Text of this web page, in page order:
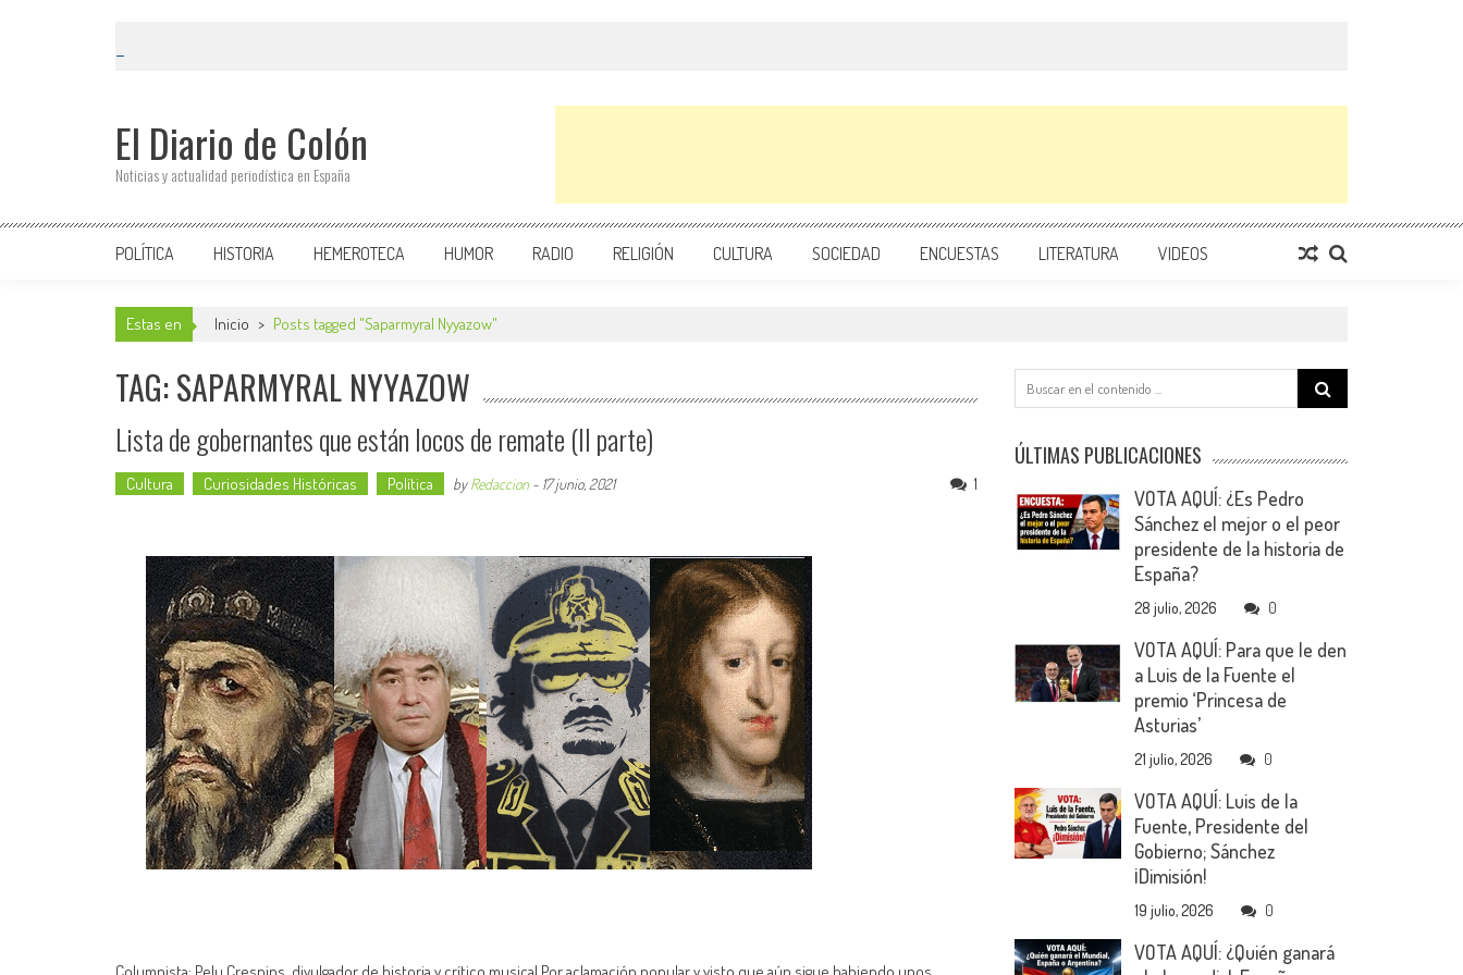
El Diario de Colón
Noticias y actualidad periodística en España
POLÍTICA HISTORIA HEMEROTECA HUMOR RADIO RELIGIÓN CULTURA SOCIEDAD ENCUESTAS LITERATURA VIDEOS
Estas en Inicio > Posts tagged "Saparmyral Nyyazow"
TAG: SAPARMYRAL NYYAZOW
Lista de gobernantes que están locos de remate (II parte)
Cultura Curiosidades Históricas Política byRedaccion - 17 junio, 2021 1
Search
for:
ÚLTIMAS PUBLICACIONES
VOTA AQUÍ: ¿Es Pedro
Sánchez el mejor o el peor
presidente de la historia de
España?
28 julio, 2026 0
VOTA AQUÍ: Para que le den
a Luis de la Fuente el
premio ‘Princesa de
Asturias’
21 julio, 2026 0
VOTA AQUÍ: Luis de la
Fuente, Presidente del
Gobierno; Sánchez
¡Dimisión!
19 julio, 2026 0
VOTA AQUÍ: ¿Quién ganará